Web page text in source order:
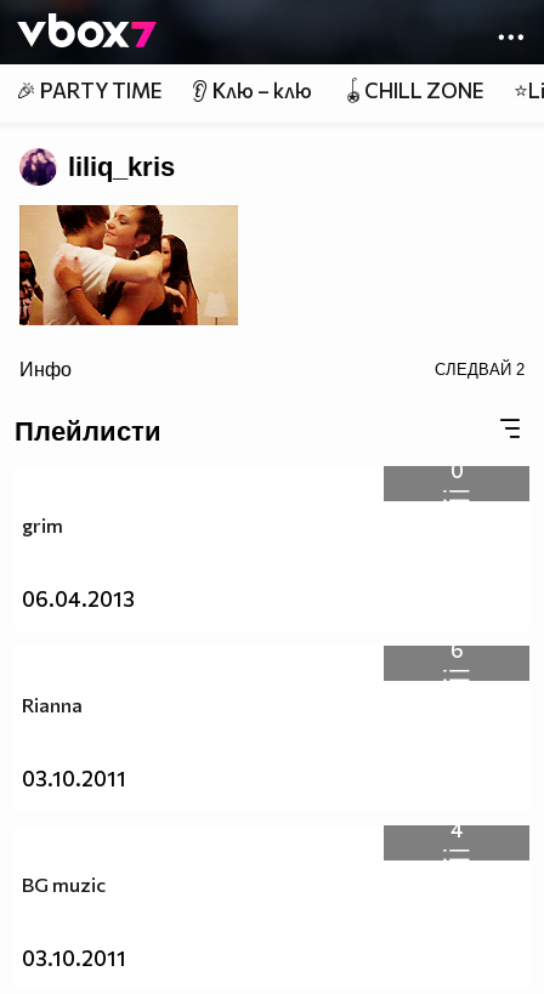
👾
🎉 PARTY TIME 👂 Клю – клю 🪀CHILL ZONE
liliq_kris
Инфо СЛЕДВАЙ 2
Плейлисти
0
grim
06.04.2013
6
Rianna
03.10.2011
4
BG muzic
03.10.2011